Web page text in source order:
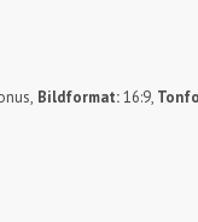
Bildformat:16:9,